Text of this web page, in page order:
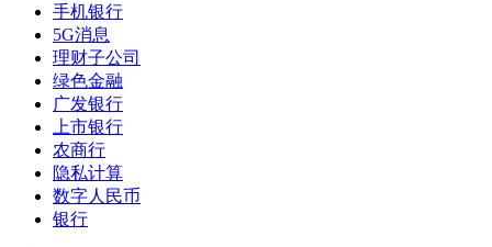
手机银行
5G消息
理财子公司
绿色金融
广发银行
上市银行
农商行
隐私计算
数字人民币
银行